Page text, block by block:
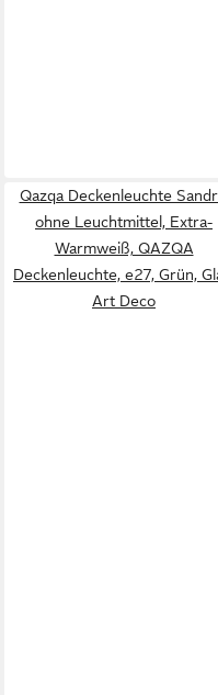
Qazqa Deckenleuchte
ohne Leuchtmittel, Extra-
Warmweiß, QAZQA
Deckenleuchte, e27, Grün,
Art Deco